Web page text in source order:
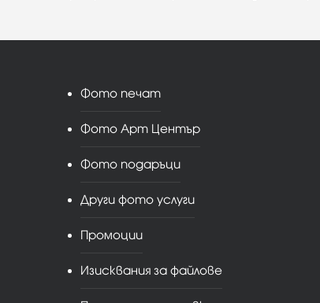
Фото печат
Фото Арт Център
Фото подаръци
Други фото услуги
Промоции
Изисквания за файлове